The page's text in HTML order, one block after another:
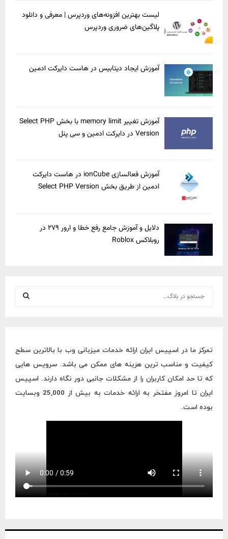
لیست بهترین افزونه‌های وردپرس | معرفی و دانلود
پلاگین‌های ضروری وردپرس
آموزش ایجاد دیتابیس در هاست دایرکت ادمین
آموزش تغییر memory limit با بخش Select PHP
Version در دایرکت ادمین و سی پنل
آموزش فعالسازی ionCube در هاست دایرکت
ادمین از طریق بخش Select PHP Version
دلایل و آموزش جامع رفع خطا و ارور ۲۷۹ در
روبلاکس Roblox
h
f
o
r
:
R
C
تمرکز ما در اسپیس ایران ارائه خدمات میزبانی وب با بالاترین سطح
کیفیت و مناسب ترین هزینه های ممکن می باشد. سرویس هایی
که تا حد امکان کاربران را از مشکلات جانبی دور نگاه دارند. اسپیس
ایران تا امروز مفتخر به ارائه خدمات به بیش از 25,000 وبسایت
بوده است.